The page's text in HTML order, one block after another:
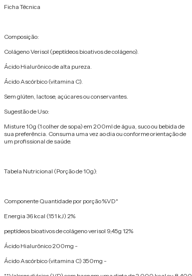
Ficha Técnica
Composição:
Colágeno Verisol (peptídeos bioativos de colágeno).
Ácido Hialurônico de alta pureza.
Ácido Ascórbico (vitamina C).
Sem glúten, lactose, açúcares ou conservantes.
Sugestão de Uso:
Misture 10g (1 colher de sopa) em 200ml de água, suco ou bebida de
sua preferência. Consuma uma vez ao dia ou conforme orientação de
um profissional de saúde.
Tabela Nutricional (Porção de 10g):
Componente Quantidade por porção %VD*
Energia 36 kcal (151 kJ) 2%
peptídeos bioativos de colágeno verisol 9,45g 12%
Ácido Hialurônico 200mg -
Ácido Ascórbico (vitamina C) 350mg -